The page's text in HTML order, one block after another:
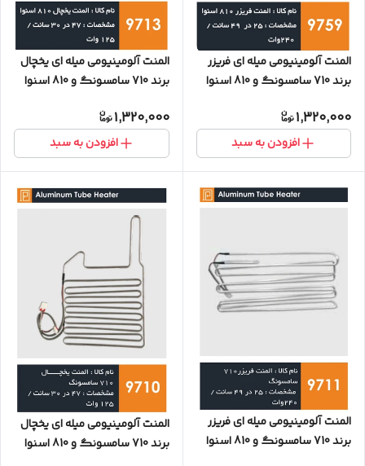
المنت آلومینیومی میله ای فریزر
برند 710 سامسونگ و 810 اسنوا
1,320,000
افزودن به سبد
المنت آلومینیومی میله ای یخچال
برند 710 سامسونگ و 810 اسنوا
1,320,000
افزودن به سبد
المنت آلومینیومی میله ای فریزر
برند 710 سامسونگ و 810 اسنوا
المنت آلومینیومی میله ای یخچال
برند 710 سامسونگ و 810 اسنوا